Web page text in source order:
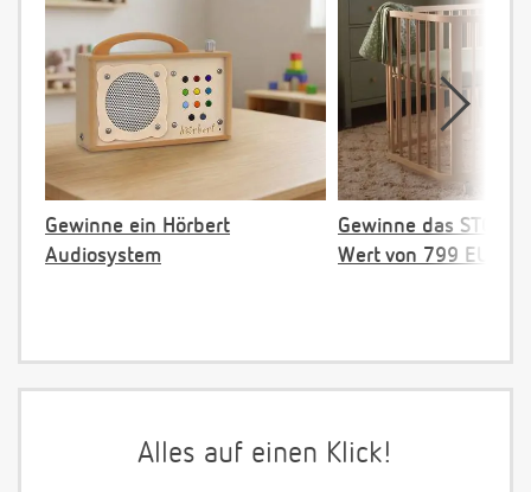
Gewinne ein Hörbert
Audiosystem
Gewinne das
Wert von 799 EUR
Alles auf einen Klick!